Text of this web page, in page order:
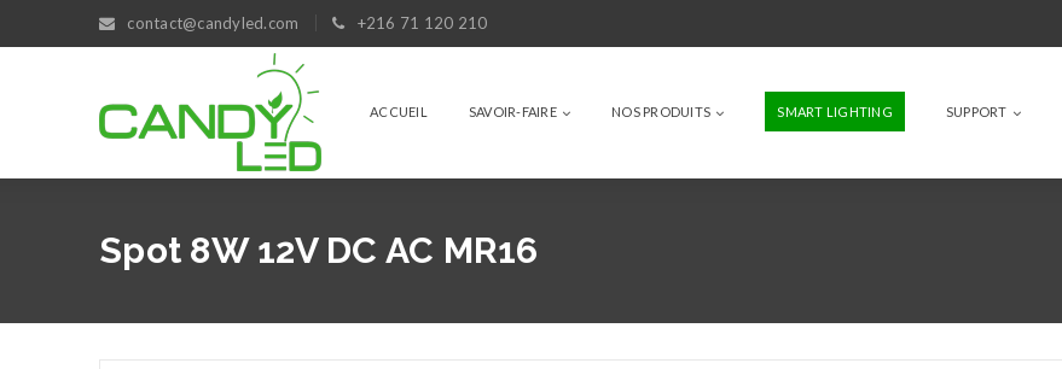
contact@candyled.com +216 71 120 210
ACCUEIL SAVOIR-FAIRE NOS PRODUITS SMART LIGHTING SUPPORT
Spot 8W 12V DC AC MR16